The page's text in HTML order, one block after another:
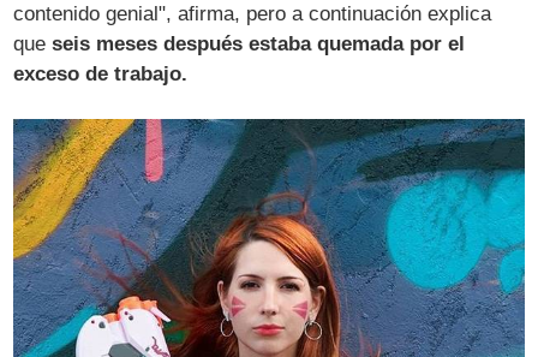
contenido genial", afirma, pero a continuación explica
queseis meses después estaba quemada por el
exceso de trabajo.